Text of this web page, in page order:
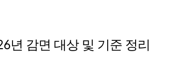
년 감면 대상 및 기준 정리